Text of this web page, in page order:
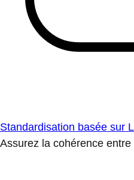
Standardisation basée sur
Assurez la cohérence